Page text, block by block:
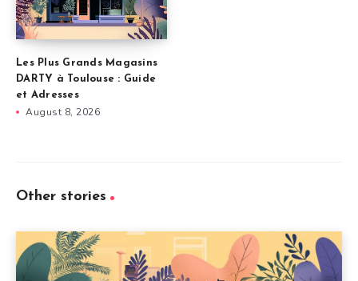
Les Plus Grands Magasins
DARTY à Toulouse : Guide
et Adresses
August 8, 2026
Other stories